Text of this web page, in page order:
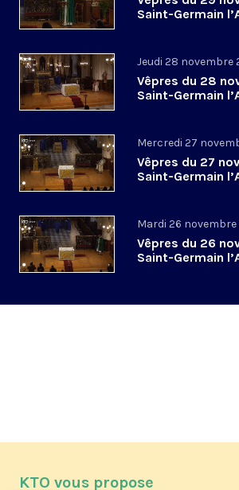
Saint-Germain
Jeudi 28 novembre
Vêpres du 28
Saint-Germain
Mercredi 27
Vêpres du 27
Saint-Germain
Mardi 26
Vêpres du 26
Saint-Germain
KTO vous propose